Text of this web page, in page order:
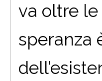
va oltre le
speranza